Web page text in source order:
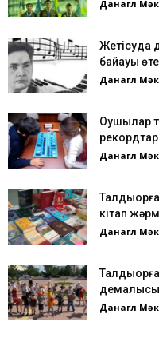
Данагүл
Жетісуда
байқауы
Данагүл
Оқушылар
рекордтар
Данагүл
кітап
Данагүл
Данагүл